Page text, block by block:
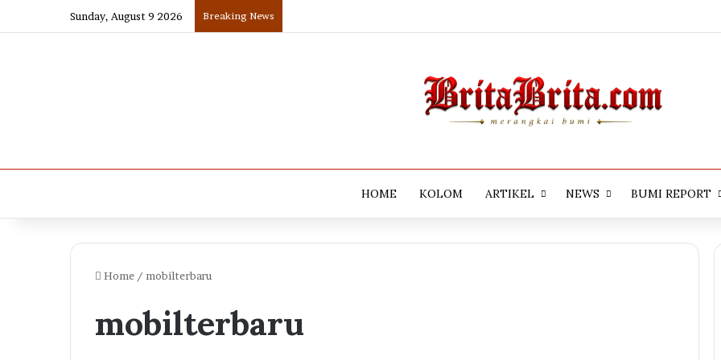
Sunday, August 9 2026 Breaking News
HOME KOLOM ARTIKEL NEWS BUMI REPORT
Home / mobilterbaru
mobilterbaru